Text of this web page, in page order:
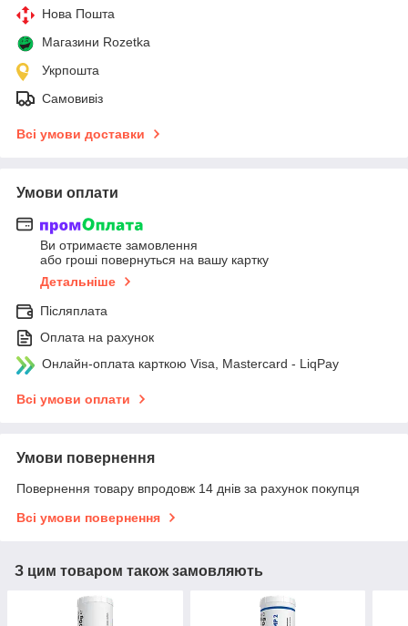
Нова Пошта
Магазини Rozetka
Укрпошта
Самовивіз
Всі умови доставки
Умови оплати
Ви отримаєте замовлення
або гроші повернуться на вашу картку
Детальніше
Післяплата
Оплата на рахунок
Онлайн-оплата карткою Visa, Mastercard - LiqPay
Всі умови оплати
Умови повернення
Повернення товару впродовж 14 днів за рахунок покупця
Всі умови повернення
З цим товаром також замовляють